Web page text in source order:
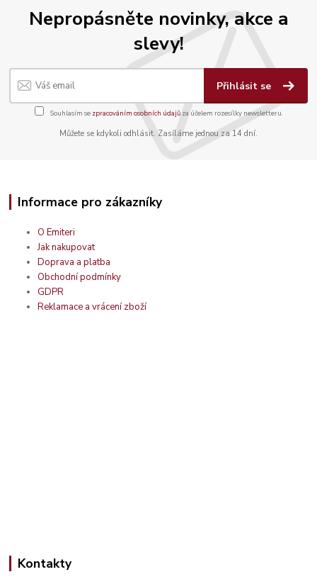
Nepropásněte novinky, akce a
slevy!
Přihlásit se
Souhlasím se zpracováním osobních údajůza účelem rozesílky newsletteru.
Můžete se kdykoli odhlásit. Zasíláme jednou za 14 dní.
Informace pro zákazníky
O Emiteri
Jak nakupovat
Doprava a platba
Obchodní podmínky
GDPR
Reklamace a vrácení zboží
Kontakty